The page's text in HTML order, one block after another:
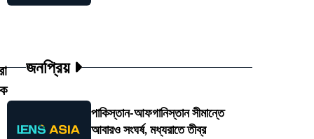
জনপ্রিয়
পাকিস্তান-আফগানিস্তান সীমান্তে
আবারও সংঘর্ষ, মধ্যরাতে তীব্র